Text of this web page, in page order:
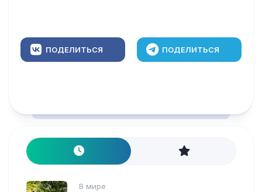
ПОДЕЛИТЬСЯ ПОДЕЛИТЬСЯ
В мире